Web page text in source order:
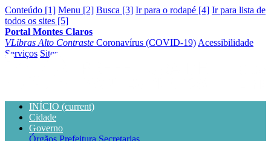
Conteúdo [1] Menu [2] Busca [3] Ir para o rodapé [4] Ir para lista de
todos os sites [5]
Portal Montes Claros
VLibras Alto Contraste Coronavírus (COVID-19) Acessibilidade
Serviços Sites
INÍCIO (current)
Cidade
Governo
Órgãos Prefeitura Secretarias